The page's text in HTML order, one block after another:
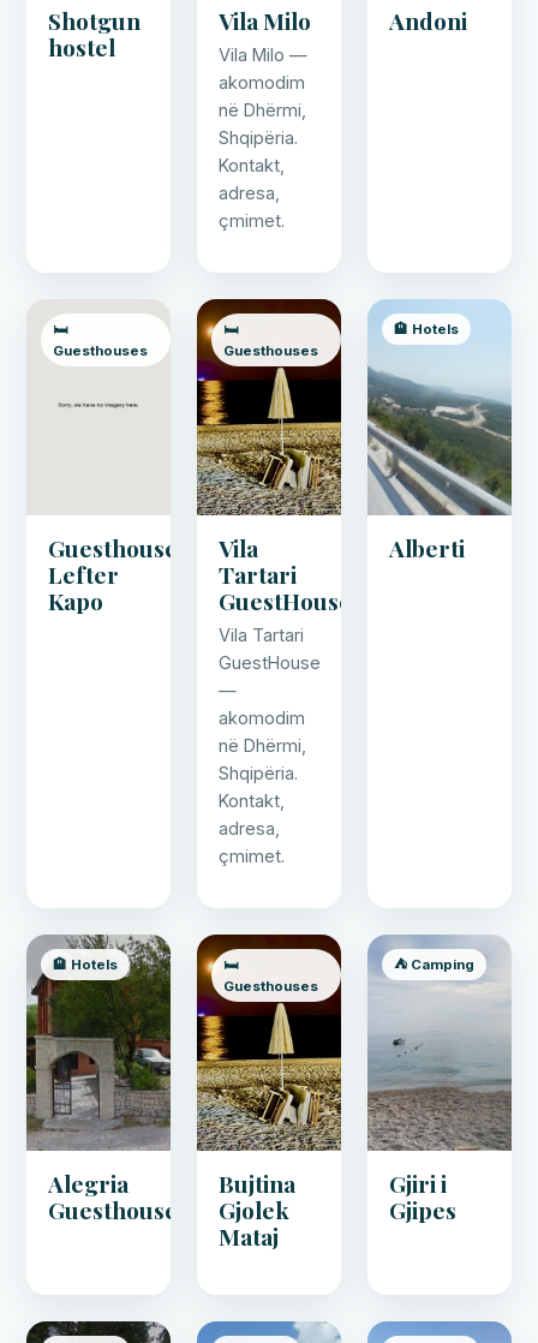
Shotgun
hostel
Vila Milo
Vila Milo —
akomodim
në Dhërmi,
Shqipëria.
Kontakt,
adresa,
çmimet.
Andoni
🛏️
Guesthouses
Guesthouse
Lefter
Kapo
🛏️
Guesthouses
Vila
Tartari
GuestHouse
Vila Tartari
GuestHouse
—
akomodim
në Dhërmi,
Shqipëria.
Kontakt,
adresa,
çmimet.
🏨 Hotels
Alberti
🏨 Hotels
Alegria
Guesthouse
🛏️
Guesthouses
Bujtina
Gjolek
Mataj
⛺ Camping
Gjiri i
Gjipes